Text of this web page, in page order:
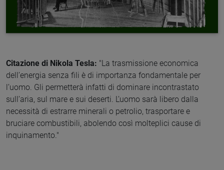
Citazione di Nikola Tesla: "La trasmissione economica
dell’energia senza fili è di importanza fondamentale per
l’uomo. Gli permetterà infatti di dominare incontrastato
sull’aria, sul mare e sui deserti. L’uomo sarà libero dalla
necessità di estrarre minerali o petrolio, trasportare e
bruciare combustibili, abolendo così molteplici cause di
inquinamento."